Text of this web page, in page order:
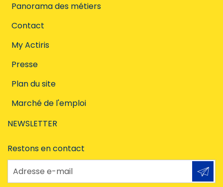
Panorama des métiers
Contact
My Actiris
Presse
Plan du site
Marché de l'emploi
NEWSLETTER
Restons en contact
Adresse e-mail